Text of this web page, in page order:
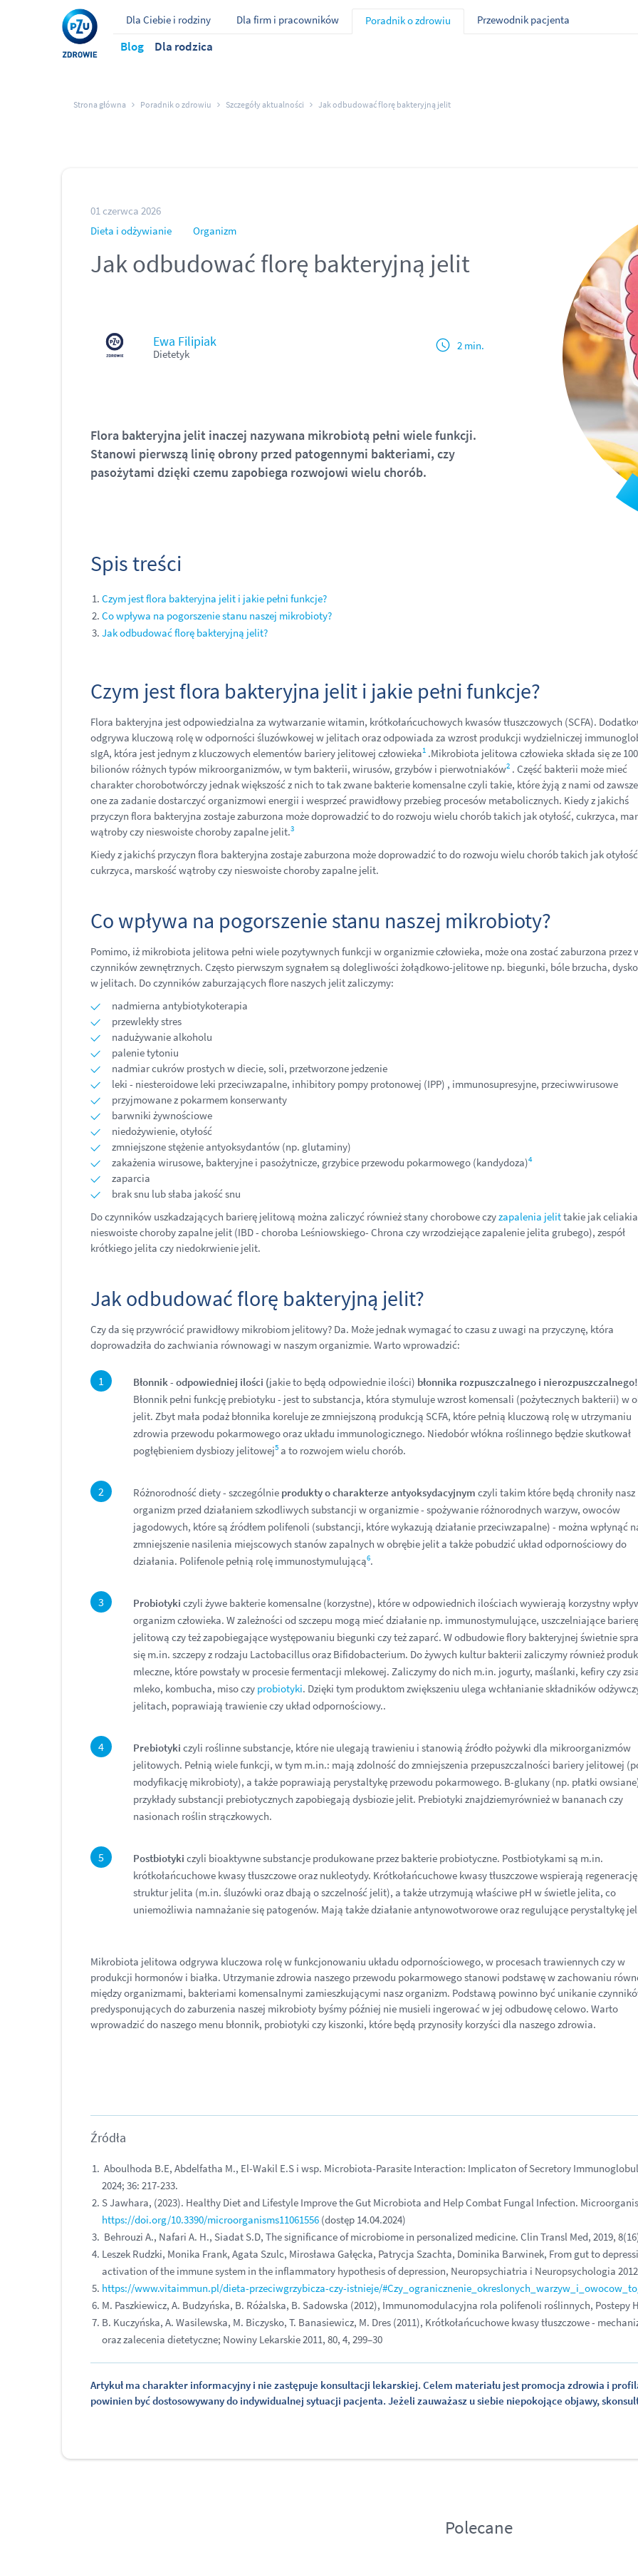
Dla Ciebie i rodziny Dla firm i pracowników Poradnik o zdrowiu Przewodnik pacjenta
Blog Dla rodzica
Strona główna Poradnik o zdrowiu Szczegóły aktualności Jak odbudować florę bakteryjną jelit
01 czerwca 2026
Dieta i odżywianie
Organizm
Jak odbudować florę bakteryjną jelit
Ewa Filipiak
Dietetyk
2 min.
Flora bakteryjna jelit inaczej nazywana mikrobiotą pełni wiele funkcji.
Stanowi pierwszą linię obrony przed patogennymi bakteriami, czy
pasożytami dzięki czemu zapobiega rozwojowi wielu chorób.
Spis treści
Czym jest flora bakteryjna jelit i jakie pełni funkcje?
Co wpływa na pogorszenie stanu naszej mikrobioty?
Jak odbudować florę bakteryjną jelit?
Czym jest flora bakteryjna jelit i jakie pełni funkcje?
Flora bakteryjna jest odpowiedzialna za wytwarzanie witamin, krótkołańcuchowych kwasów tłuszczowych (SCFA).
odgrywa kluczową rolę w odporności śluzówkowej w jelitach oraz odpowiada za wzrost produkcji wydzielniczej
sIgA, która jest jednym z kluczowych elementów bariery jelitowej człowieka1 .Mikrobiota jelitowa człowieka składa się ze 100
bilionów różnych typów mikroorganizmów, w tym bakterii, wirusów, grzybów i pierwotniaków2 . Część bakterii może mieć
charakter chorobotwórczy jednak większość z nich to tak zwane bakterie komensalne czyli takie, które żyją z nami od
one za zadanie dostarczyć organizmowi energii i wesprzeć prawidłowy przebieg procesów metabolicznych. Kiedy z jakichś
przyczyn flora bakteryjna zostaje zaburzona może doprowadzić to do rozwoju wielu chorób takich jak otyłość, cukrzyca,
wątroby czy nieswoiste choroby zapalne jelit.3
Kiedy z jakichś przyczyn flora bakteryjna zostaje zaburzona może doprowadzić to do rozwoju wielu chorób takich jak
cukrzyca, marskość wątroby czy nieswoiste choroby zapalne jelit.
Co wpływa na pogorszenie stanu naszej mikrobioty?
Pomimo, iż mikrobiota jelitowa pełni wiele pozytywnych funkcji w organizmie człowieka, może ona zostać zaburzona przez
czynników zewnętrznych. Często pierwszym sygnałem są dolegliwości żołądkowo-jelitowe np. biegunki, bóle brzucha,
w jelitach. Do czynników zaburzających flore naszych jelit zaliczymy:
nadmierna antybiotykoterapia
przewlekły stres
nadużywanie alkoholu
palenie tytoniu
nadmiar cukrów prostych w diecie, soli, przetworzone jedzenie
leki - niesteroidowe leki przeciwzapalne, inhibitory pompy protonowej (IPP) , immunosupresyjne, przeciwwirusowe
przyjmowane z pokarmem konserwanty
barwniki żywnościowe
niedożywienie, otyłość
zmniejszone stężenie antyoksydantów (np. glutaminy)
zakażenia wirusowe, bakteryjne i pasożytnicze, grzybice przewodu pokarmowego (kandydoza)4
zaparcia
brak snu lub słaba jakość snu
Do czynników uszkadzających barierę jelitową można zaliczyć również stany chorobowe czyzapalenia jelittakie jak
nieswoiste choroby zapalne jelit (IBD - choroba Leśniowskiego- Chrona czy wrzodziejące zapalenie jelita grubego), zespół
krótkiego jelita czy niedokrwienie jelit.
Jak odbudować florę bakteryjną jelit?
Czy da się przywrócić prawidłowy mikrobiom jelitowy? Da. Może jednak wymagać to czasu z uwagi na przyczynę, która
doprowadziła do zachwiania równowagi w naszym organizmie. Warto wprowadzić:
Błonnik- odpowiedniej ilości (jakie to będą odpowiednie ilości) błonnika rozpuszczalnego i nierozpuszczalnego!
Błonnik pełni funkcję prebiotyku - jest to substancja, która stymuluje wzrost komensali (pożytecznych bakterii) w
jelit. Zbyt mała podaż błonnika koreluje ze zmniejszoną produkcją SCFA, które pełnią kluczową rolę w utrzymaniu
zdrowia przewodu pokarmowego oraz układu immunologicznego. Niedobór włókna roślinnego będzie skutkował
pogłębieniem dysbiozy jelitowej5 a to rozwojem wielu chorób.
Różnorodność diety - szczególnie produkty o charakterze antyoksydacyjnym czyli takim które będą chroniły nasz
organizm przed działaniem szkodliwych substancji w organizmie - spożywanie różnorodnych warzyw, owoców
jagodowych, które są źródłem polifenoli (substancji, które wykazują działanie przeciwzapalne) - można wpłynąć
zmniejszenie nasilenia miejscowych stanów zapalnych w obrębie jelit a także pobudzić układ odpornościowy do
działania. Polifenole pełnią rolę immunostymulującą6.
Probiotyki czyli żywe bakterie komensalne (korzystne), które w odpowiednich ilościach wywierają korzystny
organizm człowieka. W zależności od szczepu mogą mieć działanie np. immunostymulujące, uszczelniające barierę
jelitową czy też zapobiegające występowaniu biegunki czy też zaparć. W odbudowie flory bakteryjnej świetnie
się m.in. szczepy z rodzaju Lactobacillus oraz Bifidobacterium. Do żywych kultur bakterii zaliczymy również
mleczne, które powstały w procesie fermentacji mlekowej. Zaliczymy do nich m.in. jogurty, maślanki, kefiry czy
mleko, kombucha, miso czy probiotyki. Dzięki tym produktom zwiększeniu ulega wchłanianie składników
jelitach, poprawiają trawienie czy układ odpornościowy..
Prebiotyki czyli roślinne substancje, które nie ulegają trawieniu i stanowią źródło pożywki dla mikroorganizmów
jelitowych. Pełnią wiele funkcji, w tym m.in.: mają zdolność do zmniejszenia przepuszczalności bariery jelitowej
modyfikację mikrobioty), a także poprawiają perystaltykę przewodu pokarmowego. B-glukany (np. płatki
przykłady substancji prebiotycznych zapobiegają dysbiozie jelit. Prebiotyki znajdziemyrównież w bananach czy
nasionach roślin strączkowych.
Postbiotyki czyli bioaktywne substancje produkowane przez bakterie probiotyczne. Postbiotykami są m.in.
krótkołańcuchowe kwasy tłuszczowe oraz nukleotydy. Krótkołańcuchowe kwasy tłuszczowe wspierają regenerację
struktur jelita (m.in. śluzówki oraz dbają o szczelność jelit), a także utrzymują właściwe pH w świetle jelita, co
uniemożliwia namnażanie się patogenów. Mają także działanie antynowotworowe oraz regulujące perystaltykę
Mikrobiota jelitowa odgrywa kluczowa rolę w funkcjonowaniu układu odpornościowego, w procesach trawiennych czy w
produkcji hormonów i białka. Utrzymanie zdrowia naszego przewodu pokarmowego stanowi podstawę w zachowaniu
między organizmami, bakteriami komensalnymi zamieszkującymi nasz organizm. Podstawą powinno być unikanie
predysponujących do zaburzenia naszej mikrobioty byśmy później nie musieli ingerować w jej odbudowę celowo. Warto
wprowadzić do naszego menu błonnik, probiotyki czy kiszonki, które będą przynosiły korzyści dla naszego zdrowia.
Źródła
Aboulhoda B.E, Abdelfatha M., El-Wakil E.S i wsp. Microbiota-Parasite Interaction: Implicaton of Secretory
2024; 36: 217-233.
S Jawhara, (2023). Healthy Diet and Lifestyle Improve the Gut Microbiota and Help Combat Fungal Infection.
https://doi.org/10.3390/microorganisms11061556 (dostęp 14.04.2024)
Behrouzi A., Nafari A. H., Siadat S.D, The significance of microbiome in personalized medicine. Clin Transl Med, 2019,
Leszek Rudzki, Monika Frank, Agata Szulc, Mirosława Gałęcka, Patrycja Szachta, Dominika Barwinek, From gut to
activation of the immune system in the inflammatory hypothesis of depression, Neuropsychiatria i Neuropsychologia
https://www.vitaimmun.pl/dieta-przeciwgrzybicza-czy-istnieje/
M. Paszkiewicz, A. Budzyńska, B. Różalska, B. Sadowska (2012), Immunomodulacyjna rola polifenoli roślinnych, Postepy
B. Kuczyńska, A. Wasilewska, M. Biczysko, T. Banasiewicz, M. Dres (2011), Krótkołańcuchowe kwasy tłuszczowe-
oraz zalecenia dietetyczne; Nowiny Lekarskie 2011, 80, 4, 299–30
Artykuł ma charakter informacyjny i nie zastępuje konsultacji lekarskiej. Celem materiału jest promocja zdrowia i
powinien być dostosowywany do indywidualnej sytuacji pacjenta. Jeżeli zauważasz u siebie niepokojące objawy,
Polecane